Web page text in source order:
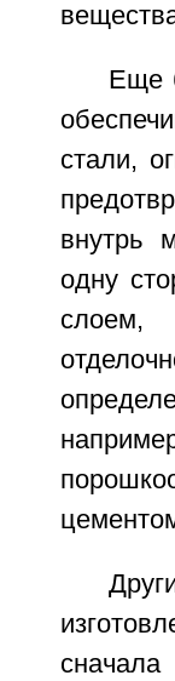
Еще
стали,
внутрь
одну
слоем,